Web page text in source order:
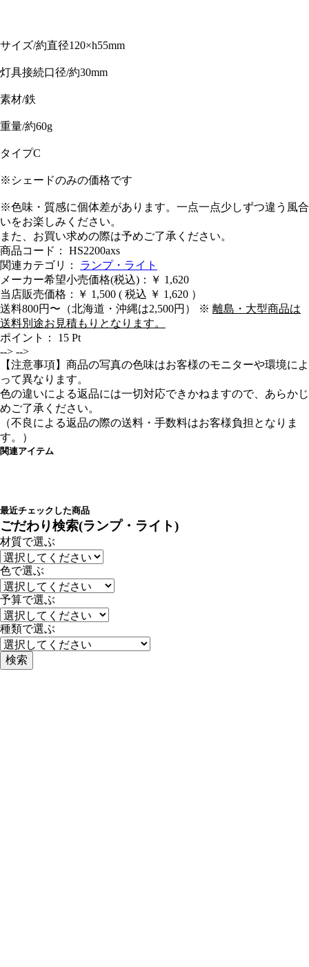
サイズ/約直径120×h55mm
灯具接続口径/約30mm
素材/鉄
重量/約60g
タイプC
※シェードのみの価格です
※色味・質感に個体差があります。一点一点少しずつ違う風合
いをお楽しみください。
また、お買い求めの際は予めご了承ください。
商品コード： HS2200axs
関連カテゴリ： ランプ・ライト
メーカー希望小売価格(税込)：￥ 1,620
当店販売価格：
￥ 1,500 ( 税込 ￥ 1,620 ）
送料800円〜（北海道・沖縄は2,500円） ※ 離島・大型商品は
送料別途お見積もりとなります。
ポイント： 15 Pt
--> -->
【注意事項】商品の写真の色味はお客様のモニターや環境によ
って異なります。
色の違いによる返品には一切対応できかねますので、あらかじ
めご了承ください。
（不良による返品の際の送料・手数料はお客様負担となりま
す。）
関連アイテム
最近チェックした商品
ごだわり検索(ランプ・ライト)
材質で選ぶ
色で選ぶ
予算で選ぶ
種類で選ぶ